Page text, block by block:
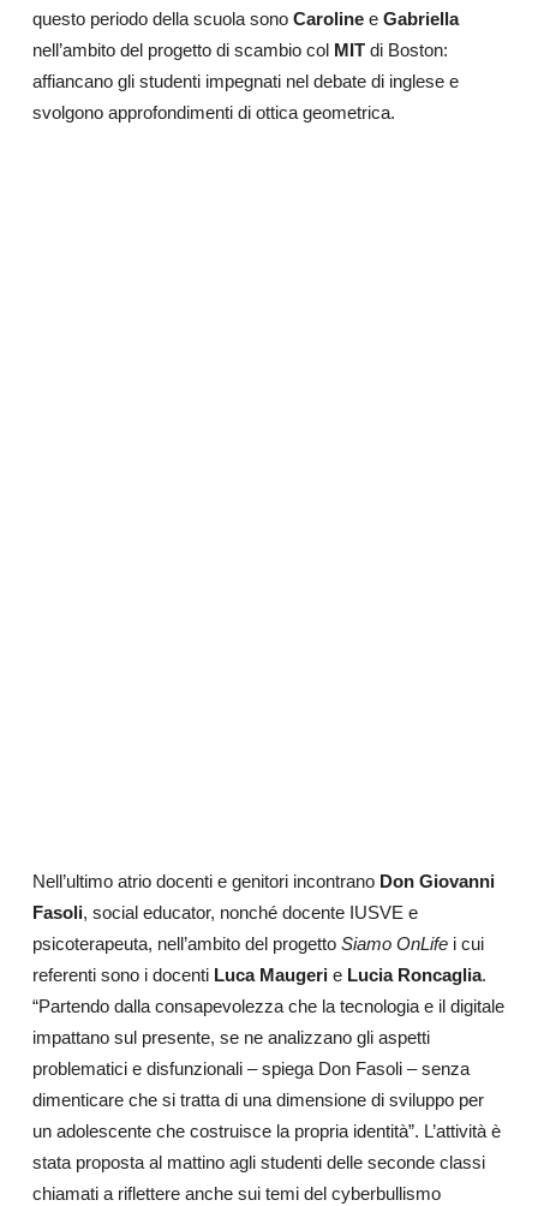
questo periodo della scuola sono Carolinee Gabriella
nell’ambito del progetto di scambio col MITdi Boston:
affiancano gli studenti impegnati nel debate di inglese e
svolgono approfondimenti di ottica geometrica.
Nell’ultimo atrio docenti e genitori incontrano Don Giovanni
Fasoli, social educator, nonché docente IUSVE e
psicoterapeuta, nell’ambito del progetto Siamo OnLifei cui
referenti sono i docenti Luca Maugerie Lucia Roncaglia.
“Partendo dalla consapevolezza che la tecnologia e il digitale
impattano sul presente, se ne analizzano gli aspetti
problematici e disfunzionali – spiega Don Fasoli – senza
dimenticare che si tratta di una dimensione di sviluppo per
un adolescente che costruisce la propria identità”. L’attività è
stata proposta al mattino agli studenti delle seconde classi
chiamati a riflettere anche sui temi del cyberbullismo